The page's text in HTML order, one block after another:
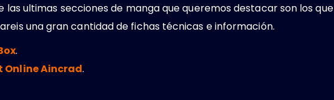
las ultimas secciones de manga que queremos destacar son los que
una gran cantidad de fichas técnicas e información.
.
Online Aincrad.